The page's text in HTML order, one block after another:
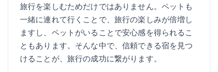
旅行を楽しむためだけではありません。ペットも
一緒に連れて行くことで、旅行の楽しみが倍増し
ますし、ペットがいることで安心感を得られるこ
ともあります。そんな中で、信頼できる宿を見つ
けることが、旅行の成功に繋がります。